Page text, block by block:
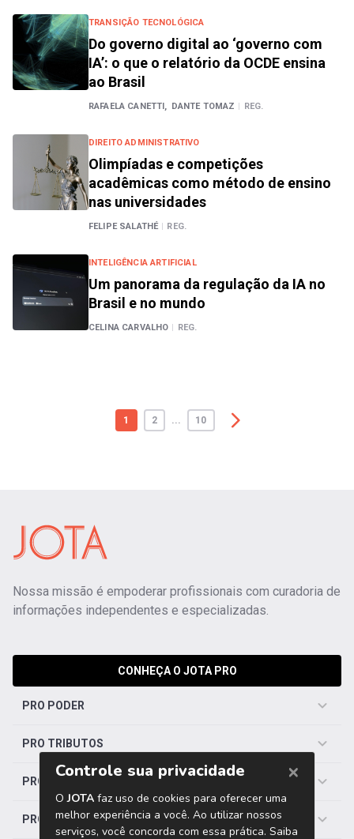
TRANSIÇÃO TECNOLÓGICA
Do governo digital ao ‘governo com
IA’: o que o relatório da OCDE ensina
ao Brasil
RAFAELA CANETTI, DANTE TOMAZ | REG.
DIREITO ADMINISTRATIVO
Olimpíadas e competições
acadêmicas como método de ensino
nas universidades
FELIPE SALATHÉ | REG.
INTELIGÊNCIA ARTIFICIAL
Um panorama da regulação da IA no
Brasil e no mundo
CELINA CARVALHO | REG.
1 2 ... 10
Nossa missão é empoderar profissionais com curadoria de
informações independentes e especializadas.
CONHEÇA O JOTA PRO
PRO PODER
PRO TRIBUTOS
PRO TRABALHISTA
PRO SAÚDE